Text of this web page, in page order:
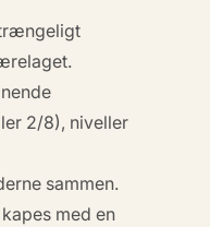
2/8), niveller
sammen.
med en